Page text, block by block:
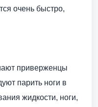
очень быстро,
приверженцы
парить ноги в
жидкости, ноги,